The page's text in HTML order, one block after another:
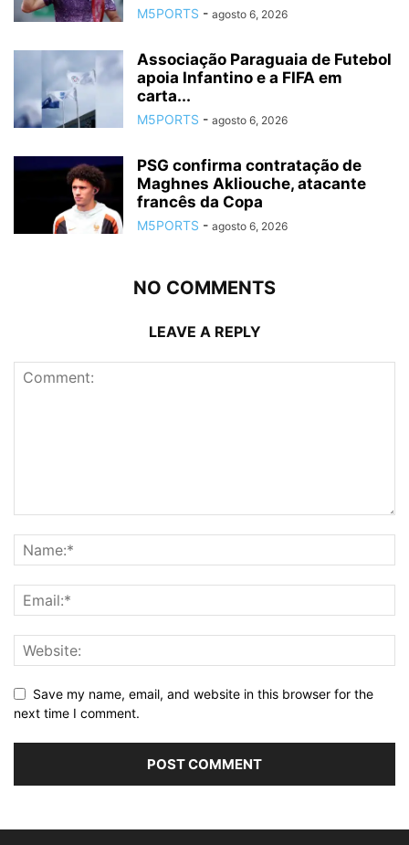
M5PORTS - agosto 6, 2026
Associação Paraguaia de Futebol
apoia Infantino e a FIFA em
carta...
M5PORTS - agosto 6, 2026
PSG confirma contratação de
Maghnes Akliouche, atacante
francês da Copa
M5PORTS - agosto 6, 2026
NO COMMENTS
LEAVE A REPLY
Save my name, email, and website in this browser for the
next time I comment.